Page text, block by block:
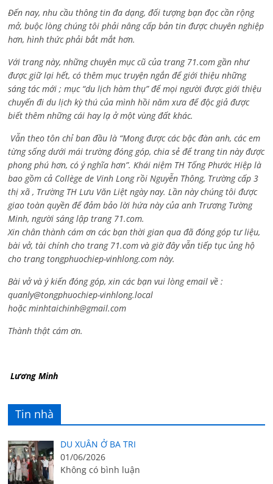
Đến nay, nhu cầu thông tin đa dạng, đối tượng bạn đọc cần rộng
mở, buộc lòng chúng tôi phải nâng cấp bản tin được chuyên nghiệp
hơn, hình thức phải bắt mắt hơn.
Với trang này, những chuyên mục cũ của trang 71.com gần như
được giữ lại hết, có thêm mục truyện ngắn để giới thiệu những
sáng tác mới ; mục “du lịch hàm thụ” để mọi người được giới thiệu
chuyến đi du lịch kỳ thú của mình hồi năm xưa để độc giả được
biết thêm những cái hay lạ ở một vùng đất khác.
Vẫn theo tôn chỉ ban đầu là “Mong được các bậc đàn anh, các em
từng sống dưới mái trường đóng góp, chia sẻ để trang tin này được
phong phú hơn, có ý nghĩa hơn”. Khái niệm TH Tống Phước Hiệp là
bao gồm cả Collège de Vinh Long rồi Nguyễn Thông, Trường cấp 3
thị xã , Trường TH Lưu Văn Liệt ngày nay. Lần này chúng tôi được
giao toàn quyền để đảm bảo lời hứa này của anh Trương Tường
Minh, người sáng lập trang 71.com.
Xin chân thành cám ơn các bạn thời gian qua đã đóng góp tư liệu,
bài vở, tài chính cho trang 71.com và giờ đây vẫn tiếp tục ủng hộ
cho trang tongphuochiep-vinhlong.com này.
Bài vở và ý kiến đóng góp, xin các bạn vui lòng email về :
quanly@tongphuochiep-vinhlong.local
hoặcminhtaichinh@gmail.com
Thành thật cám ơn.
Lương Minh
Tin nhà
DU XUÂN Ở BA TRI
01/06/2026
Không có bình luận